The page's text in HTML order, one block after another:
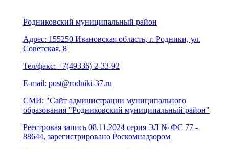
Родниковский муниципальный район
Адрес: 155250 Ивановская область, г. Родники, ул.
Советская, 8
Тел/факс: +7(49336) 2-33-92
E-mail: post@rodniki-37.ru
СМИ: "Сайт администрации муниципального
образования "Родниковский муниципальный район"
Реестровая запись 08.11.2024 серия ЭЛ № ФС 77 -
88644, зарегистрировано Роскомнадзором